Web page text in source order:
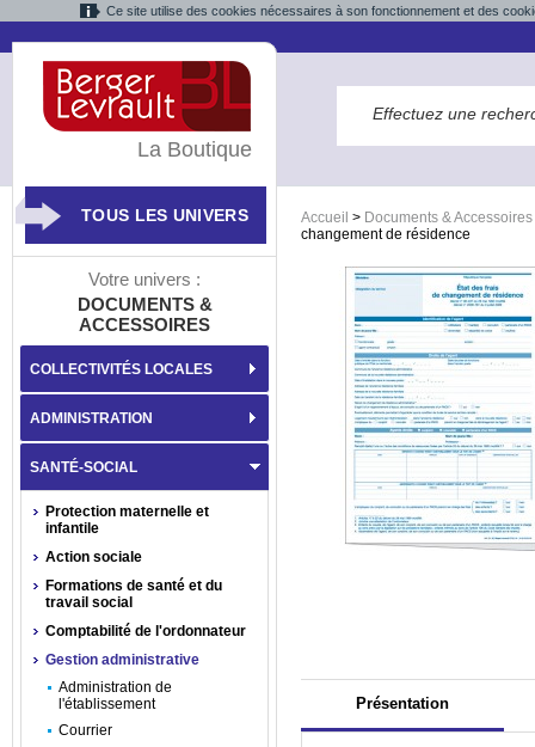
Ce site utilise des cookies nécessaires à son fonctionnement et des
Accueil > Documents & Accessoires
changement de résidence
Présentation
La Boutique
TOUS LES UNIVERS
Votre univers :
DOCUMENTS &
ACCESSOIRES
COLLECTIVITÉS LOCALES
ADMINISTRATION
SANTÉ-SOCIAL
Protection maternelle et
infantile
Action sociale
Formations de santé et du
travail social
Comptabilité de l'ordonnateur
Gestion administrative
Administration de
l'établissement
Courrier